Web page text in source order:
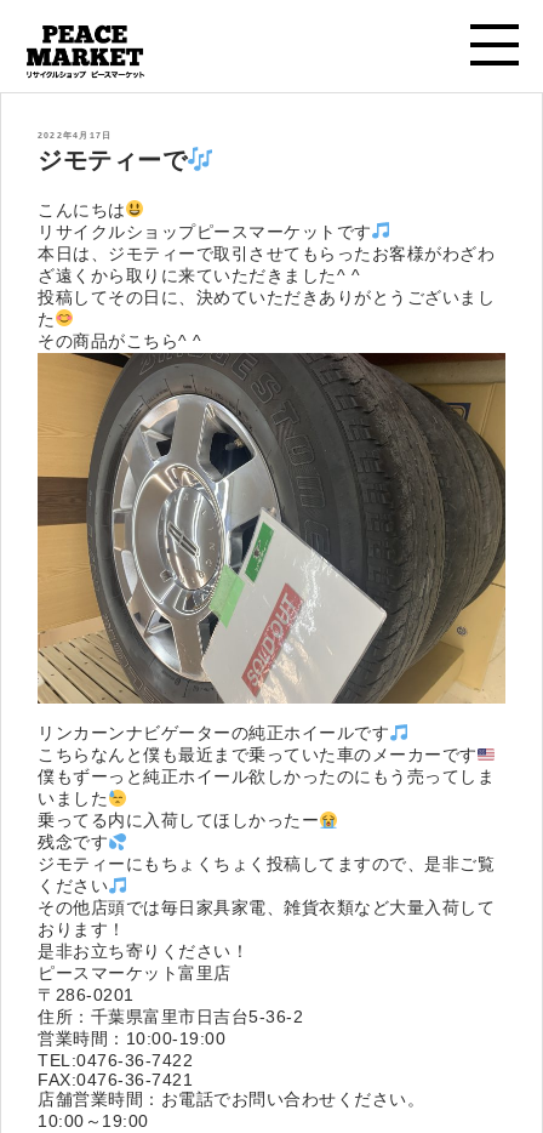
投
日:
2022年4月17日
ジモティーで
こんにちは
リサイクルショップピースマーケットです
本日は、ジモティーで取引させてもらったお客様がわざわ
ざ遠くから取りに来ていただきました^ ^
投稿してその日に、決めていただきありがとうございまし
た
その商品がこちら^ ^
リンカーンナビゲーターの純正ホイールです
こちらなんと僕も最近まで乗っていた車のメーカーです
僕もずーっと純正ホイール欲しかったのにもう売ってしま
いました
乗ってる内に入荷してほしかったー
残念です
ジモティーにもちょくちょく投稿してますので、是非ご覧
ください
その他店頭では毎日家具家電、雑貨衣類など大量入荷して
おります！
是非お立ち寄りください！
ピースマーケット富里店
〒286-0201
住所：千葉県富里市日吉台5-36-2
営業時間：10:00-19:00
TEL:0476-36-7422
FAX:0476-36-7421
店舗営業時間：お電話でお問い合わせください。
10:00～19:00